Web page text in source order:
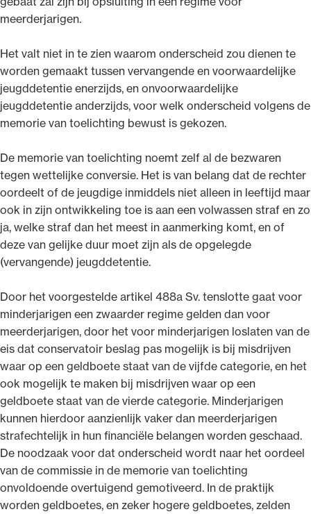
meerderjarigen.
Het valt niet in te zien waarom onderscheid zou dienen te
worden gemaakt tussen vervangende en voorwaardelijke
jeugddetentie enerzijds, en onvoorwaardelijke
jeugddetentie anderzijds, voor welk onderscheid volgens de
memorie van toelichting bewust is gekozen.
De memorie van toelichting noemt zelf al de bezwaren
tegen wettelijke conversie. Het is van belang dat de rechter
oordeelt of de jeugdige inmiddels niet alleen in leeftijd maar
ook in zijn ontwikkeling toe is aan een volwassen straf en zo
ja, welke straf dan het meest in aanmerking komt, en of
deze van gelijke duur moet zijn als de opgelegde
(vervangende) jeugddetentie.
Door het voorgestelde artikel 488a Sv. tenslotte gaat voor
minderjarigen een zwaarder regime gelden dan voor
meerderjarigen, door het voor minderjarigen loslaten van de
eis dat conservatoir beslag pas mogelijk is bij misdrijven
waar op een geldboete staat van de vijfde categorie, en het
ook mogelijk te maken bij misdrijven waar op een
geldboete staat van de vierde categorie. Minderjarigen
kunnen hierdoor aanzienlijk vaker dan meerderjarigen
strafechtelijk in hun financiële belangen worden geschaad.
De noodzaak voor dat onderscheid wordt naar het oordeel
van de commissie in de memorie van toelichting
onvoldoende overtuigend gemotiveerd. In de praktijk
worden geldboetes, en zeker hogere geldboetes, zelden